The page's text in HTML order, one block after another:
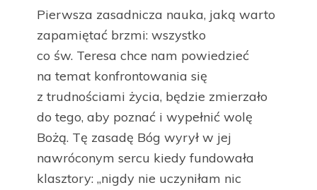
Pierwsza zasadnicza nauka, jaką warto
zapamiętać brzmi: wszystko
co św. Teresa chce nam powiedzieć
na temat konfrontowania się
z trudnościami życia, będzie zmierzało
do tego, aby poznać i wypełnić wolę
Bożą. Tę zasadę Bóg wyrył w jej
nawróconym sercu kiedy fundowała
klasztory: „nigdy nie uczyniłam nic